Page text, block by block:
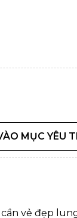
MỤC YÊU
vẻ đẹp